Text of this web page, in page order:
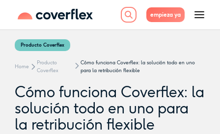
empieza ya
Producto Coverflex
Home
Producto
Coverflex
Cómo funciona Coverflex: la solución todo en uno
para la retribución flexible
Cómo funciona Coverflex: la
solución todo en uno para
la retribución flexible